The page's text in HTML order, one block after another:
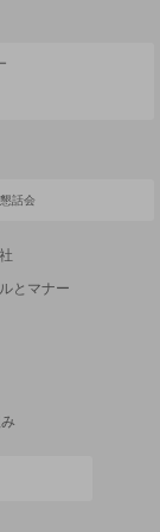
話会
とマナー